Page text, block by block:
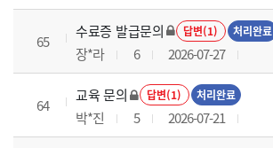
65
수료증 발급문의 답변(1) 처리완료
장*라 6 2026-07-27
64
교육 문의 답변(1) 처리완료
박*진 5 2026-07-21